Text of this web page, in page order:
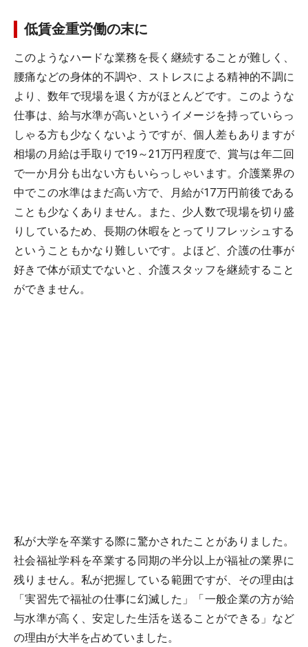
低賃金重労働の末に
このようなハードな業務を長く継続することが難しく、
腰痛などの身体的不調や、ストレスによる精神的不調に
より、数年で現場を退く方がほとんどです。このような
仕事は、給与水準が高いというイメージを持っていらっ
しゃる方も少なくないようですが、個人差もありますが
相場の月給は手取りで19～21万円程度で、賞与は年二回
で一か月分も出ない方もいらっしゃいます。介護業界の
中でこの水準はまだ高い方で、月給が17万円前後である
ことも少なくありません。また、少人数で現場を切り盛
りしているため、長期の休暇をとってリフレッシュする
ということもかなり難しいです。よほど、介護の仕事が
好きで体が頑丈でないと、介護スタッフを継続すること
ができません。
私が大学を卒業する際に驚かされたことがありました。
社会福祉学科を卒業する同期の半分以上が福祉の業界に
残りません。私が把握している範囲ですが、その理由は
「実習先で福祉の仕事に幻滅した」「一般企業の方が給
与水準が高く、安定した生活を送ることができる」など
の理由が大半を占めていました。